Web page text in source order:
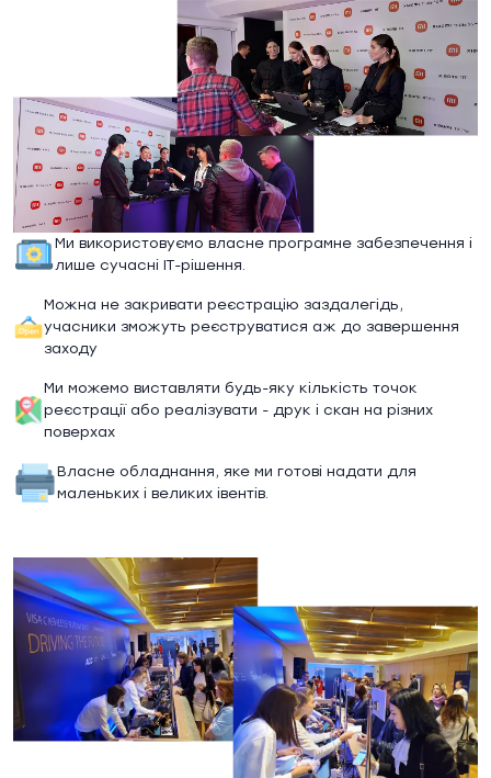
Ми використовуємо власне програмне забезпечення і
лише сучасні ІТ-рішення.
Можна не закривати реєстрацію заздалегідь,
учасники зможуть реєструватися аж до завершення
заходу
Ми можемо виставляти будь-яку кількість точок
реєстрації або реалізувати - друк і скан на різних
поверхах
Власне обладнання, яке ми готові надати для
маленьких і великих івентів.